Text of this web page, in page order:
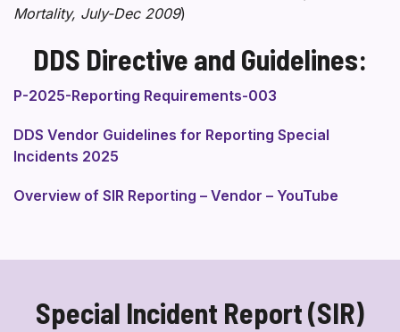
Mortality, July-Dec 2009)
DDS Directive and Guidelines:
P-2025-Reporting Requirements-003
DDS Vendor Guidelines for Reporting Special
Incidents 2025
Overview of SIR Reporting – Vendor – YouTube
Special Incident Report (SIR)